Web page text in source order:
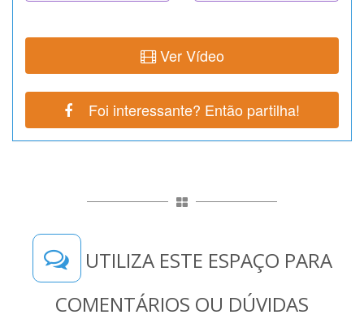
Ver Vídeo
Foi interessante? Então partilha!
UTILIZA ESTE ESPAÇO PARA
COMENTÁRIOS OU DÚVIDAS